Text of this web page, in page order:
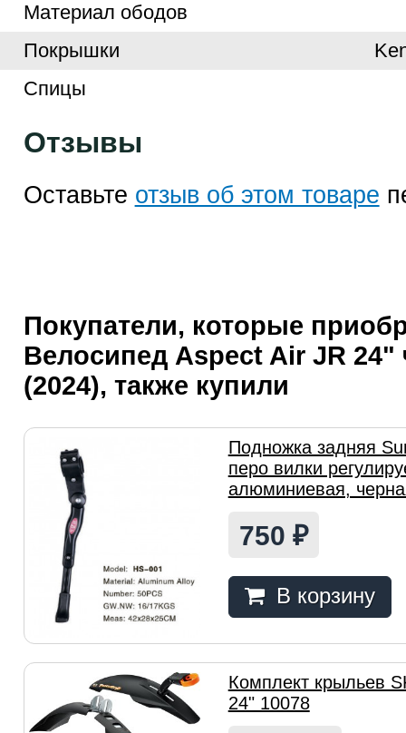
Материал ободов
Покрышки
Спицы
Отзывы
Оставьте отзыв об этом товаре
Покупатели, которые
Велосипед Aspect Air JR
(2024), также купили
Подножка задняя
перо вилки
алюминиевая,
750 ₽
В корзину
Комплект крыльев
24" 10078